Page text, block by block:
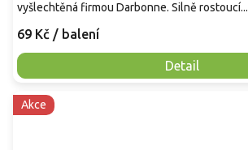
69 Kč / balení
Detail
vyšlechtěná firmou Darbonne. Silně rostoucí...
Akce